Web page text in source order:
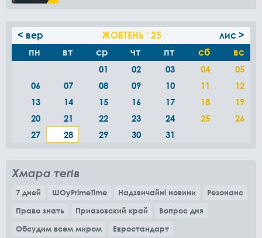
< вер ЖОВТЕНЬ ' 25
лис >
пн
вт ср чт пт сб вс
01 02 03 04
05
06
07 08 09 10 11
12
13
14 15 16 17 18
19
20
21 22 23 24 25
26
27
28 29 30 31
Хмара тегів
7 дней ШОуPrimeTime Надзвичайні новини
Резонанс
Право знать
Приазовский край
Вопрос дня
Обсудим всем миром
Евростандарт